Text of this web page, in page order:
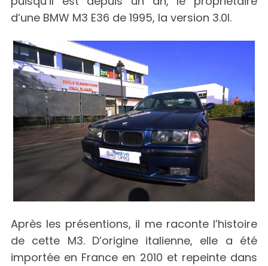
d’une BMW M3 E36 de 1995, la version 3.0l.
Après les présentions, il me raconte l’histoire
de cette M3. D’origine italienne, elle a été
importée en France en 2010 et repeinte dans